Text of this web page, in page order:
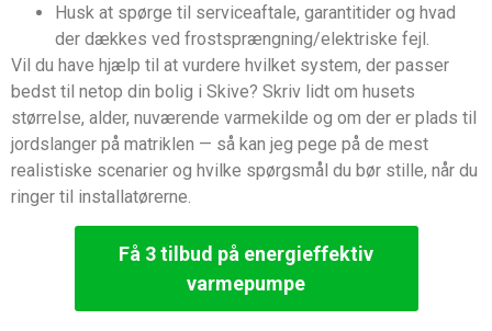
Husk at spørge til serviceaftale, garantitider og hvad
der dækkes ved frostsprængning/elektriske fejl.
Vil du have hjælp til at vurdere hvilket system, der passer
bedst til netop din bolig i Skive? Skriv lidt om husets
størrelse, alder, nuværende varmekilde og om der er plads til
jordslanger på matriklen — så kan jeg pege på de mest
realistiske scenarier og hvilke spørgsmål du bør stille, når du
ringer til installatørerne.
Få 3 tilbud på energieffektiv
varmepumpe